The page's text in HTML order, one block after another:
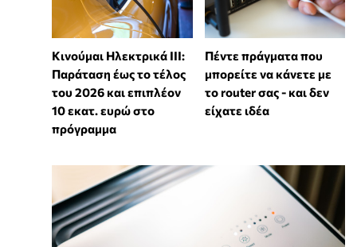
Κινούμαι Ηλεκτρικά ΙΙΙ:
Παράταση έως το τέλος
του 2026 και επιπλέον
10 εκατ. ευρώ στο
πρόγραμμα
Πέντε πράγματα που
μπορείτε να κάνετε με
το router σας - και δεν
είχατε ιδέα